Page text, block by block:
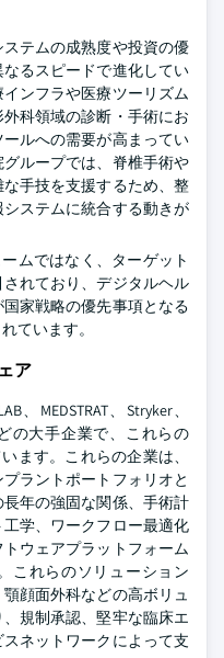
テムの成熟度や投資の優
るスピードで進化してい
ンフラや医療ツーリズム
科領域の診断・手術にお
ルへの需要が高まってい
ループでは、脊椎手術や
手技を支援するため、整
ステムに統合する動きが
ムではなく、ターゲット
れており、デジタルヘル
家戦略の優先事項となる
ています。
ア
、MEDSTRAT、Stryker、
の大手企業で、これらの
ます。これらの企業は、
ラントポートフォリオと
年の強固な関係、手術計
学、ワークフロー最適化
ウェアプラットフォーム
これらのソリューション
顔面外科などの高ボリュ
規制承認、堅牢な臨床エ
ネットワークによって支